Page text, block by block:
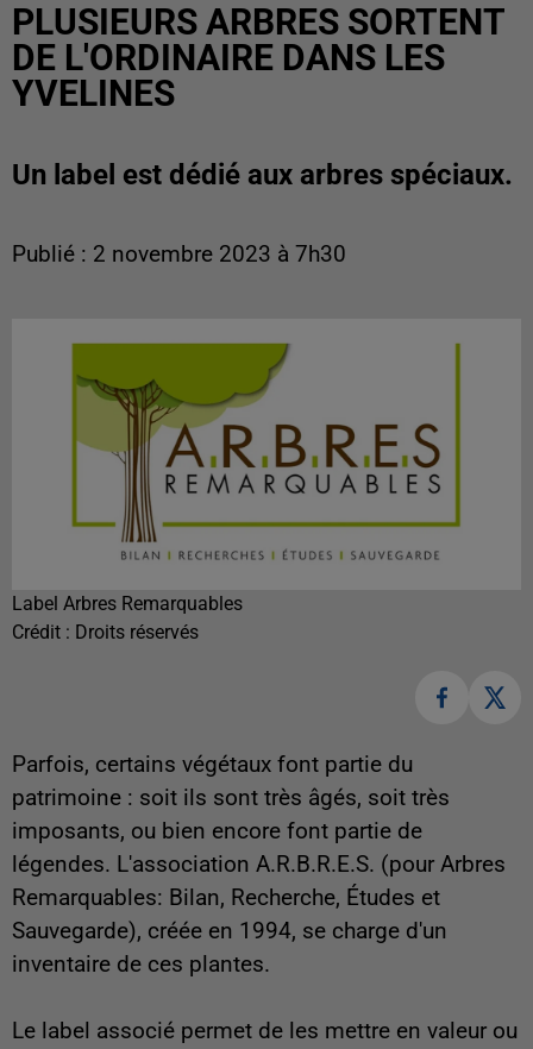
PLUSIEURS ARBRES SORTENT
DE L'ORDINAIRE DANS LES
YVELINES
Un label est dédié aux arbres spéciaux.
Publié : 2 novembre 2023 à 7h30
Label Arbres Remarquables
Crédit : Droits réservés
Parfois, certains végétaux font partie du
patrimoine : soit ils sont très âgés, soit très
imposants, ou bien encore font partie de
légendes. L'association A.R.B.R.E.S. (pour Arbres
Remarquables: Bilan, Recherche, Études et
Sauvegarde), créée en 1994, se charge d'un
inventaire de ces plantes.
Le label associé permet de les mettre en valeur ou